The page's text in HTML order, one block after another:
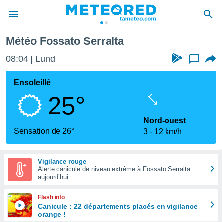
de
Météo Fossato Serralta
08:04 Lundi ...
Ensoleillé
25°
Sensation de 26°
Nord-ouest
3
12 km/h
Vigilance rouge
Alerte canicule de niveau extrême à Fossato Serralta
aujourd’hui
Flash info
Canicule : 22 départements placés en vigilance
orange !